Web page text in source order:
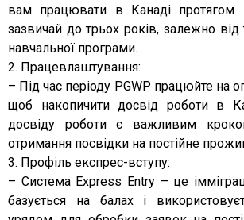
вам працювати в Канаді протягом
зазвичай до трьох років, залежно від
навчальної програми.
2. Працевлаштування:
– Під час періоду PGWP працюйте на
щоб накопичити досвід роботи в
досвіду роботи є важливим
отримання посвідки на постійне
3. Профіль експрес-вступу:
– Система Express Entry – це
базується на балах і